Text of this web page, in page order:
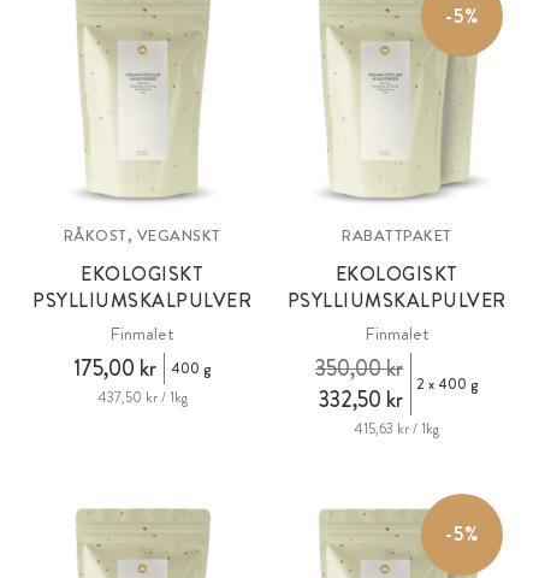
RÅKOST, VEGANSKT
EKOLOGISKT
PSYLLIUMSKALPULVER
Finmalet
175,00 kr
400 g
437,50 kr / 1kg
-5%
RABATTPAKET
EKOLOGISKT
PSYLLIUMSKALPULVER
Finmalet
332,50 kr
350,00 kr 2 x 400 g
415,63 kr / 1kg
-5%